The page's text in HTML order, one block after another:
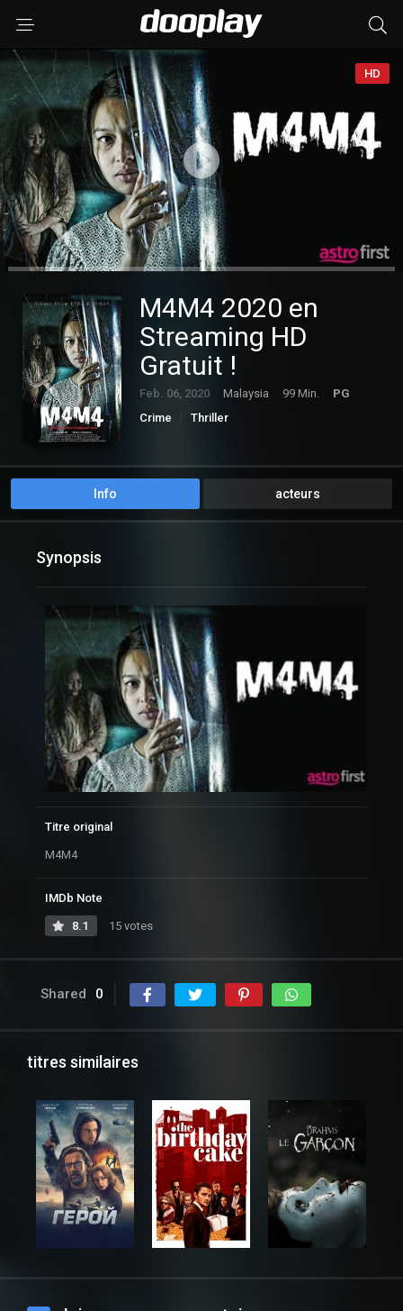
HD
M4M4 2020 en
Streaming HD
Gratuit !
Feb. 06, 2020 Malaysia 99 Min.
PG
Crime
Thriller
Info acteurs
Synopsis
Titre original
M4M4
IMDb Note
8.1 15 votes
Shared 0
titres similaires